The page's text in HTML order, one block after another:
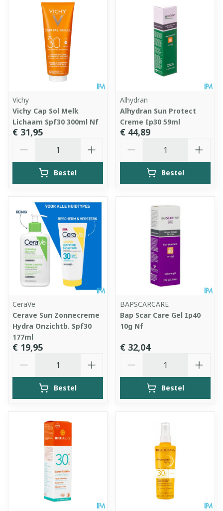
Vichy
Vichy Cap Sol Melk
Lichaam Spf30 300ml Nf
€ 31,95
Bestel
Alhydran
Alhydran Sun Protect
Creme Ip30 59ml
€ 44,89
Bestel
CeraVe
Cerave Sun Zonnecreme
Hydra Onzichtb. Spf30
177ml
€ 19,95
Bestel
BAPSCARCARE
Bap Scar Care Gel Ip40
10g Nf
€ 32,04
Bestel